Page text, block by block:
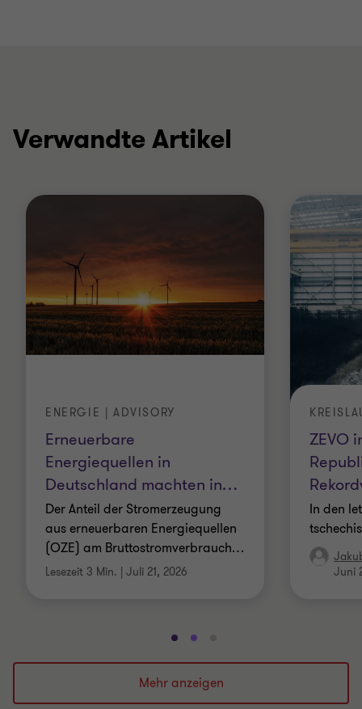
Verwandte Artikel
Erneuerbare
Energiequellen in
Deutschland machten in…
ENERGIE | ADVISORY
Der Anteil der Stromerzeugung
aus erneuerbaren Energiequellen
(OZE) am Bruttostromverbrauch…
Lesezeit 3 Min. | Juli 21, 2026
ZEVO
In den
Juni
Gehe
zu
Folie
1
Gehe
zu
Folie
2
zu
Folie
3
Mehr anzeigen